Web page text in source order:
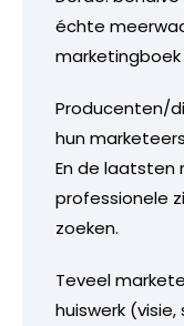
échte
marketingboek
Producenten/
hun
En de laatsten
professionele
zoeken.
Teveel
huiswerk